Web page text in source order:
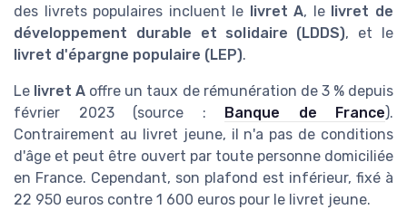
des livrets populaires incluent le
livret A, le livret de
développement durable et solidaire (LDDS), et le
livret d'épargne populaire (LEP).
Le livret A offre un taux de rémunération de 3 % depuis
février 2023 (source :
Banque de France).
Contrairement au livret jeune, il n'a pas de conditions
d'âge et peut être ouvert par toute personne domiciliée
en France. Cependant, son plafond est inférieur, fixé à
22 950 euros contre 1 600 euros pour le livret jeune.